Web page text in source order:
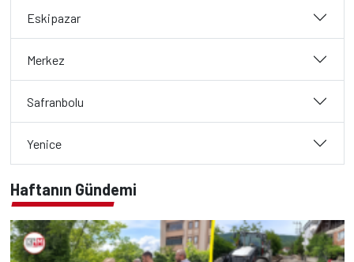
Eskipazar
Merkez
Safranbolu
Yenice
Haftanın Gündemi